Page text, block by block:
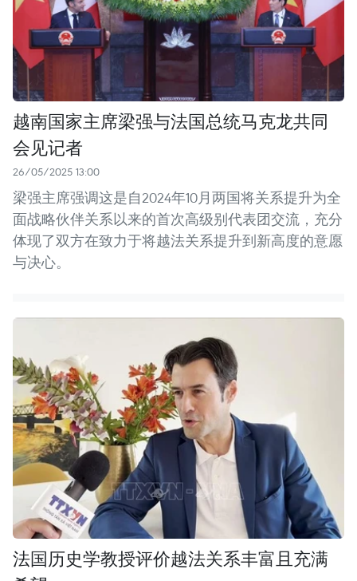
越南国家主席梁强与法国总统马克龙共同
会见记者
26/05/2025 13:00
梁强主席强调这是自2024年10月两国将关系提升为全
面战略伙伴关系以来的首次高级别代表团交流，充分
体现了双方在致力于将越法关系提升到新高度的意愿
与决心。
法国历史学教授评价越法关系丰富且充满